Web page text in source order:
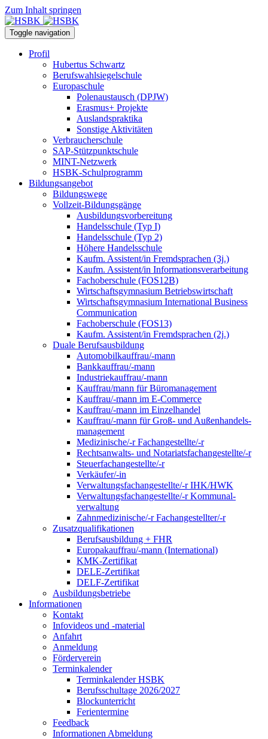
Zum Inhalt springen
Toggle navigation
Profil
Hubertus Schwartz
Berufswahlsiegelschule
Europaschule
Polenaustausch (DPJW)
Erasmus+ Projekte
Auslandspraktika
Sonstige Aktivitäten
Verbraucherschule
SAP-Stützpunktschule
MINT-Netzwerk
HSBK-Schulprogramm
Bildungsangebot
Bildungswege
Vollzeit-Bildungsgänge
Ausbildungsvorbereitung
Handelsschule (Typ I)
Handelsschule (Typ 2)
Höhere Handelsschule
Kaufm. Assistent/in­ Fremdsprachen (3j.)
Kaufm. Assistent/in Informationsverarbeitung
Fachoberschule (FOS12B)
Wirtschaftsgymnasium Betriebswirtschaft
Wirtschaftsgymnasium International Business
Communication
Fachoberschule (FOS13)
Kaufm. Assistent/in Fremdsprachen (2j.)
Duale Berufsausbildung
Automobilkauffrau/-mann
Bankkauffrau/-mann
Industriekauffrau/-mann
Kauffrau/mann für Büromanagement
Kauffrau/-mann im E-Commerce
Kauffrau/-mann im Einzelhandel
Kauffrau/-mann für Groß- und Außen­handels­
manage­ment
Medizinische/-r Fachangestellte/-r
Rechtsanwalts- und Notariatsfachangestellte/-r
Steuerfachangestellte/-r
Verkäufer/-in
Verwaltungs­fach­angestellte/-r IHK/HWK
Verwaltungsfach­angestellte/-r Kommunal­
verwaltung
Zahnmedizinische/-r Fachangestellter/-r
Zusatzqualifikationen
Berufsausbildung + FHR
Europakauffrau/-mann (International)
KMK-Zertifikat
DELE-Zertifikat
DELF-Zertifikat
Ausbildungsbetriebe
Informationen
Kontakt
Infovideos und -material
Anfahrt
Anmeldung
Förderverein
Terminkalender
Terminkalender HSBK
Berufsschultage 2026/2027
Blockunterricht
Ferientermine
Feedback
Informationen Abmeldung